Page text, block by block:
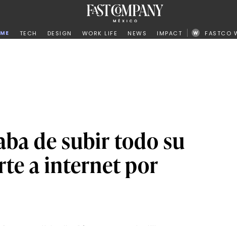
TECH DESIGN WORK LIFE NEWS IMPACT FASTCO
de subir todo su
a internet por